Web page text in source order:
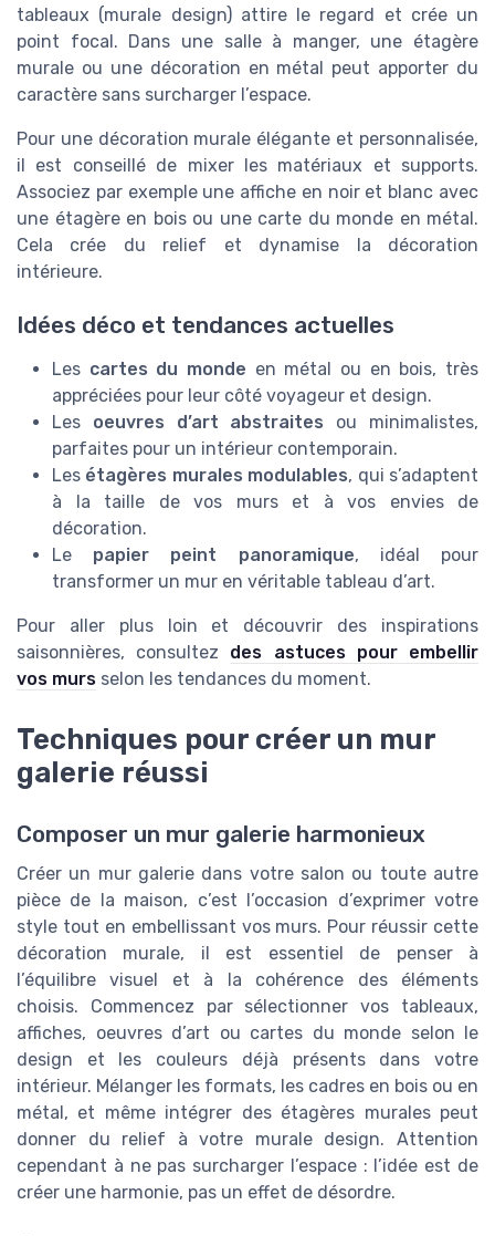
tableaux (murale design) attire le regard et crée un
point focal. Dans une salle à manger, une étagère
murale ou une décoration en métal peut apporter du
caractère sans surcharger l’espace.
Pour une décoration murale élégante et personnalisée,
il est conseillé de mixer les matériaux et supports.
Associez par exemple une affiche en noir et blanc avec
une étagère en bois ou une carte du monde en métal.
Cela crée du relief et dynamise la décoration
intérieure.
Idées déco et tendances actuelles
Les cartes du monde en métal ou en bois, très
appréciées pour leur côté voyageur et design.
Les oeuvres d’art abstraites ou minimalistes,
parfaites pour un intérieur contemporain.
Les étagères murales modulables, qui s’adaptent
à la taille de vos murs et à vos envies de
décoration.
Le papier peint panoramique, idéal pour
transformer un mur en véritable tableau d’art.
Pour aller plus loin et découvrir des inspirations
saisonnières, consultez des astuces pour embellir
vos murs selon les tendances du moment.
Techniques pour créer un mur
galerie réussi
Composer un mur galerie harmonieux
Créer un mur galerie dans votre salon ou toute autre
pièce de la maison, c’est l’occasion d’exprimer votre
style tout en embellissant vos murs. Pour réussir cette
décoration murale, il est essentiel de penser à
l’équilibre visuel et à la cohérence des éléments
choisis. Commencez par sélectionner vos tableaux,
affiches, oeuvres d’art ou cartes du monde selon le
design et les couleurs déjà présents dans votre
intérieur. Mélanger les formats, les cadres en bois ou en
métal, et même intégrer des étagères murales peut
donner du relief à votre murale design. Attention
cependant à ne pas surcharger l’espace : l’idée est de
créer une harmonie, pas un effet de désordre.